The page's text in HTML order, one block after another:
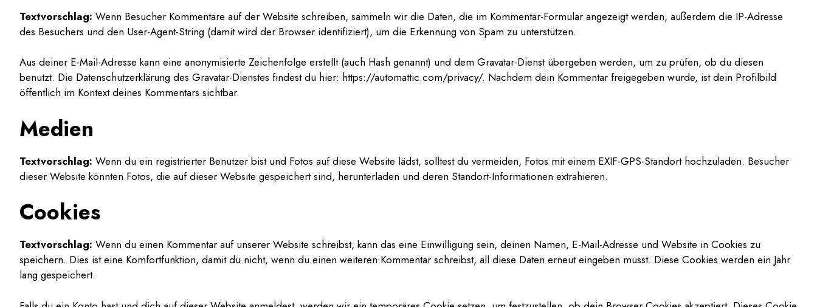
Textvorschlag: Wenn Besucher Kommentare auf der Website schreiben, sammeln wir die Daten, die im Kommentar-Formular angezeigt werden, außerdem die IP-Adresse
des Besuchers und den User-Agent-String (damit wird der Browser identifiziert), um die Erkennung von Spam zu unterstützen.
Aus deiner E-Mail-Adresse kann eine anonymisierte Zeichenfolge erstellt (auch Hash genannt) und dem Gravatar-Dienst übergeben werden, um zu prüfen, ob du diesen
benutzt. Die Datenschutzerklärung des Gravatar-Dienstes findest du hier: https://automattic.com/privacy/. Nachdem dein Kommentar freigegeben wurde, ist dein Profilbild
öffentlich im Kontext deines Kommentars sichtbar.
Medien
Textvorschlag: Wenn du ein registrierter Benutzer bist und Fotos auf diese Website lädst, solltest du vermeiden, Fotos mit einem EXIF-GPS-Standort hochzuladen. Besucher
dieser Website könnten Fotos, die auf dieser Website gespeichert sind, herunterladen und deren Standort-Informationen extrahieren.
Cookies
Textvorschlag: Wenn du einen Kommentar auf unserer Website schreibst, kann das eine Einwilligung sein, deinen Namen, E-Mail-Adresse und Website in Cookies zu
speichern. Dies ist eine Komfortfunktion, damit du nicht, wenn du einen weiteren Kommentar schreibst, all diese Daten erneut eingeben musst. Diese Cookies werden ein Jahr
lang gespeichert.